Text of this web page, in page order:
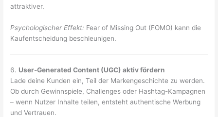
attraktiver.
Psychologischer Effekt: Fear of Missing Out (FOMO) kann die
Kaufentscheidung beschleunigen.
6. User-Generated Content (UGC) aktiv fördern
Lade deine Kunden ein, Teil der Markengeschichte zu werden.
Ob durch Gewinnspiele, Challenges oder Hashtag-Kampagnen
– wenn Nutzer Inhalte teilen, entsteht authentische Werbung
und Vertrauen.